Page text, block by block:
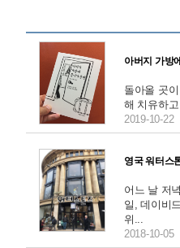
아버지 가방
돌아올 곳
해 치유하
2019-10-22
영국 워터스
어느 날 저
일, 데이비
위...
2018-10-05